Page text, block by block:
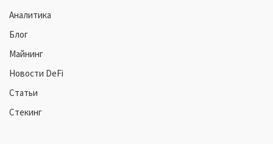
Аналитика
Блог
Майнинг
Новости DeFi
Статьи
Стекинг